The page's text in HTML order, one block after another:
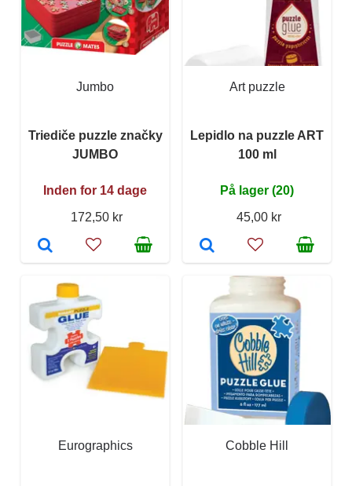
Jumbo
Triediče puzzle značky
JUMBO
Inden for 14 dage
172,50 kr
Art puzzle
Lepidlo na puzzle ART
100 ml
På lager (20)
45,00 kr
Eurographics Cobble Hill